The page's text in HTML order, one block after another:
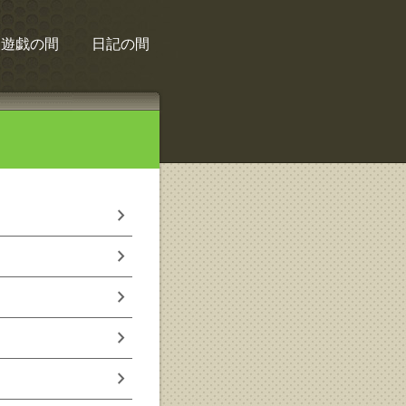
遊戯の間 日記の間
chevron_right
chevron_right
chevron_right
chevron_right
chevron_right